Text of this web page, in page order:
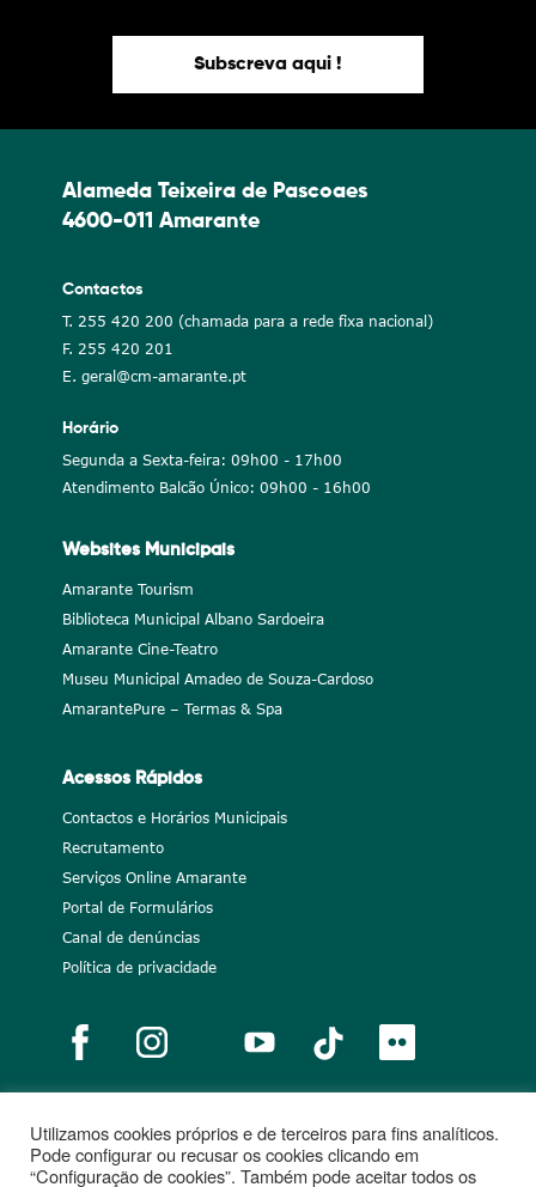
Subscreva aqui !
Alameda Teixeira de Pascoaes
4600-011 Amarante
Contactos
T. 255 420 200 (chamada para a rede fixa nacional)
F. 255 420 201
E. geral@cm-amarante.pt
Horário
Segunda a Sexta-feira: 09h00 - 17h00
Atendimento Balcão Único: 09h00 - 16h00
Websites Municipais
Amarante Tourism
Biblioteca Municipal Albano Sardoeira
Amarante Cine-Teatro
Museu Municipal Amadeo de Souza-Cardoso
AmarantePure – Termas & Spa
Acessos Rápidos
Contactos e Horários Municipais
Recrutamento
Serviços Online Amarante
Portal de Formulários
Canal de denúncias
Política de privacidade
Notícias Recrutamento Portugal 2020
União Europeia
Projetos cofinanciados
Utilizamos cookies próprios e de terceiros para fins analíticos.
Pode configurar ou recusar os cookies clicando em
“Configuração de cookies”. Também pode aceitar todos os